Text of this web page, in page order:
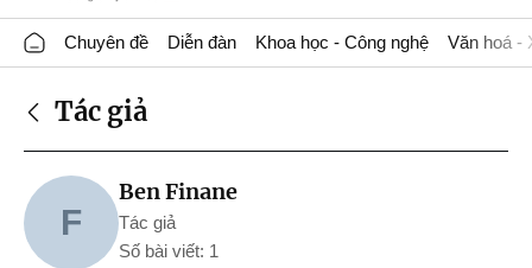
Chuyên đề Diễn đàn Khoa học - Công nghệ Văn hoá -
Tác giả
F
Ben Finane
Tác giả
Số bài viết: 1